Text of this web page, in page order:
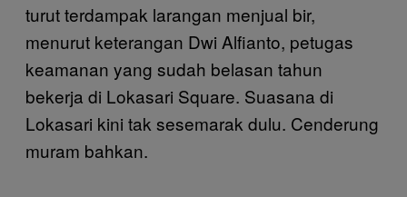
turut terdampak larangan menjual bir,
menurut keterangan Dwi Alfianto, petugas
keamanan yang sudah belasan tahun
bekerja di Lokasari Square. Suasana di
Lokasari kini tak sesemarak dulu. Cenderung
muram bahkan.